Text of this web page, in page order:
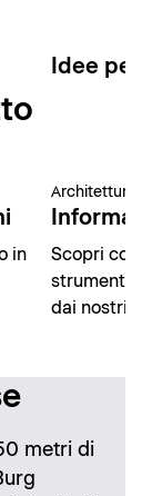
Idee per
in
Architettura
Scopri
strumenti
dai nostri
metri di